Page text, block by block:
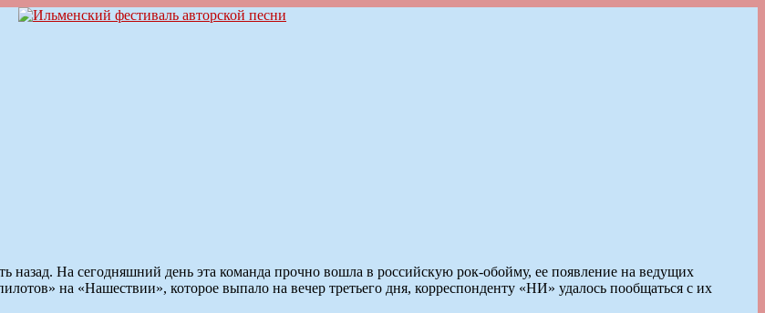
назад. На сегодняшний день эта команда прочно вошла в российскую рок-обойму, ее появление на ведущих
на «Нашествии», которое выпало на вечер третьего дня, корреспонденту «НИ» удалось пообщаться с их